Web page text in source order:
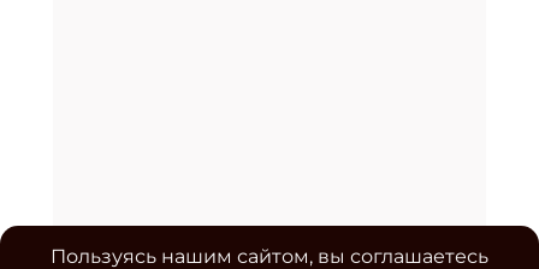
Пользуясь нашим сайтом, вы соглашаетесь